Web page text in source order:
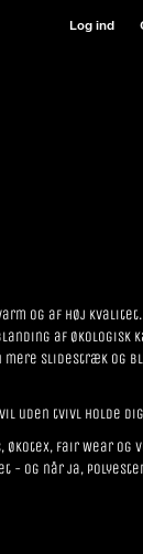
Log ind
og af høj kvalitet.
af økologisk
slidestræk og
uden tvivl holde
Fair Wear og
og når ja,